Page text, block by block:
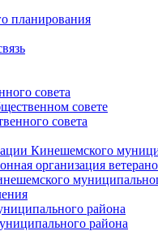
планирования
совета
совете
совета
Кинешемского
организация
района
района